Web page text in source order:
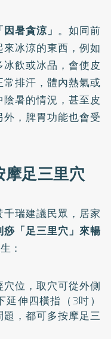
暑貪涼」 。如同前
冰涼的東西，例如
飲或冰品，會使皮
排汗，體內熱氣或
暑的情況，甚至皮
，脾胃功能也會受
足三里穴
瑞建議民眾，居家
「足三里穴」來暢
：
位，取穴可從外側
伸四橫指（3吋）
，都可多按摩足三